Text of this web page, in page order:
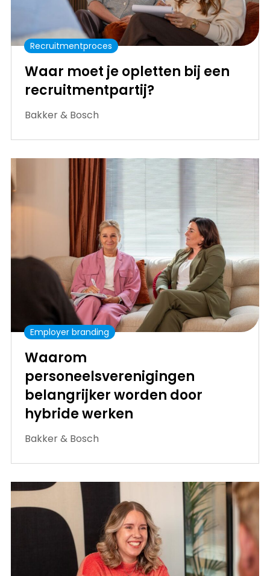
Recruitmentproces
Waar moet je opletten bij een
recruitmentpartij?
Bakker & Bosch
Employer branding
Waarom
personeelsverenigingen
belangrijker worden door
hybride werken
Bakker & Bosch